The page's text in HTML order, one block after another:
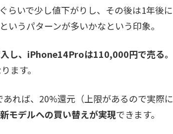
らいで少し値下がりし、その後は1年後に
うパターンが多いかなという印象。
し、iPhone14Proは110,000円で売る。
ます。
あれば、20%還元（上限があるので実際に
モデルへの買い替えが実現できます。